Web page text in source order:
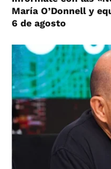
María O’Donnell y
6 de agosto